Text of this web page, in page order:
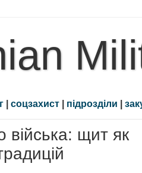
| соцзахист | підрозділи |
війська: щит як